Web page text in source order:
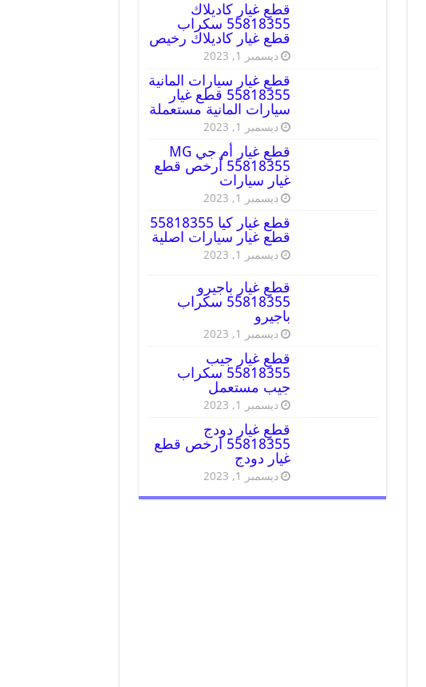
قطع غيار كاديلاك
55818355 سكراب
قطع غيار كاديلاك رخيص
ديسمبر 1, 2023
قطع غيار سيارات المانية
55818355 قطع غيار
سيارات المانية مستعملة
ديسمبر 1, 2023
قطع غيار أم جي MG
55818355 أرخص قطع
غيار سيارات
ديسمبر 1, 2023
قطع غيار كيا 55818355
قطع غيار سيارات اصلية
ديسمبر 1, 2023
قطع غيار باجيرو
55818355 سكراب
باجيرو
ديسمبر 1, 2023
قطع غيار جيب
55818355 سكراب
جيب مستعمل
ديسمبر 1, 2023
قطع غيار دودج
55818355 ارخص قطع
غيار دودج
ديسمبر 1, 2023